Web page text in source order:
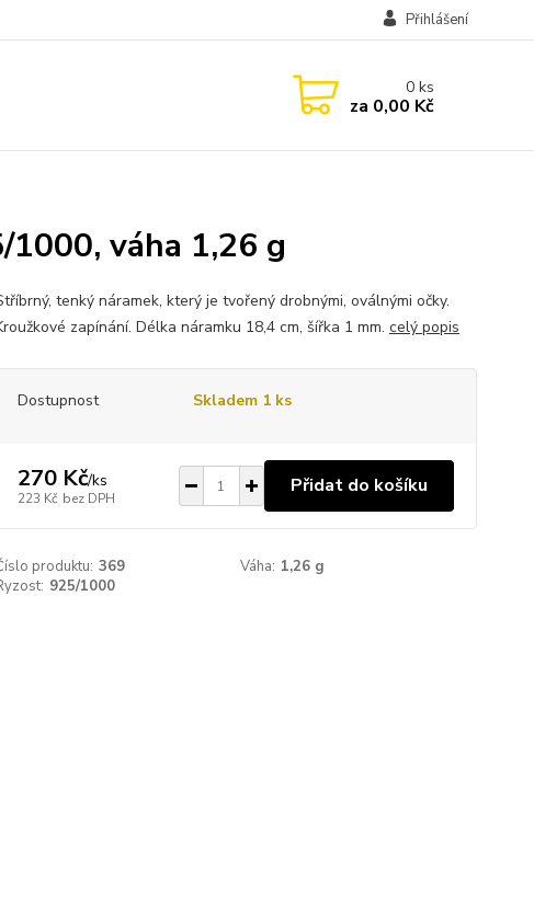
Přihlášení
0ks
za 0,00 Kč
váha 1,26 g
tenký náramek, který je tvořený drobnými, oválnými očky.
zapínání. Délka náramku 18,4 cm, šířka 1 mm. celý popis
Dostupnost Skladem 1 ks
270 Kč/ks
223 Kč bez DPH
Přidat do košíku
produktu: 369 Váha: 1,26 g
925/1000